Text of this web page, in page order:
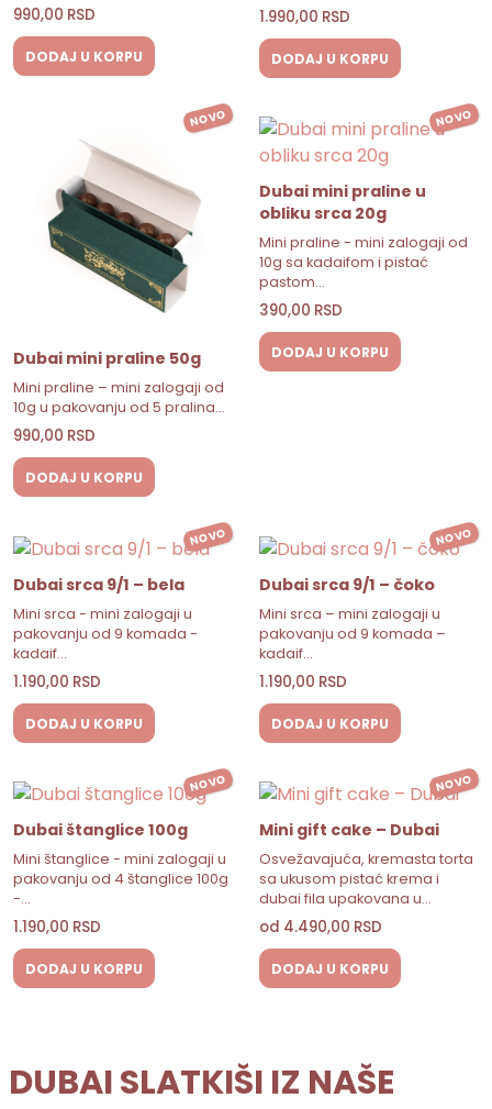
990,00 RSD
DODAJ U KORPU
1.990,00 RSD
DODAJ U KORPU
NOVO
Dubai mini praline 50g
Mini praline – mini zalogaji od
10g u pakovanju od 5 pralina…
990,00 RSD
DODAJ U KORPU
NOVO
Dubai mini praline u
obliku srca 20g
Mini praline - mini zalogaji od
10g sa kadaifom i pistać
pastom…
390,00 RSD
DODAJ U KORPU
NOVO
Dubai srca 9/1 – bela
Mini srca - mini zalogaji u
pakovanju od 9 komada -
kadaif…
1.190,00 RSD
DODAJ U KORPU
NOVO
Dubai srca 9/1 – čoko
Mini srca – mini zalogaji u
pakovanju od 9 komada –
kadaif…
1.190,00 RSD
DODAJ U KORPU
NOVO
Dubai štanglice 100g
Mini štanglice - mini zalogaji u
pakovanju od 4 štanglice 100g
-…
1.190,00 RSD
DODAJ U KORPU
NOVO
Mini gift cake – Dubai
Osvežavajuća, kremasta torta
sa ukusom pistać krema i
dubai fila upakovana u…
od 4.490,00 RSD
DODAJ U KORPU
DUBAI SLATKIŠI IZ NAŠE